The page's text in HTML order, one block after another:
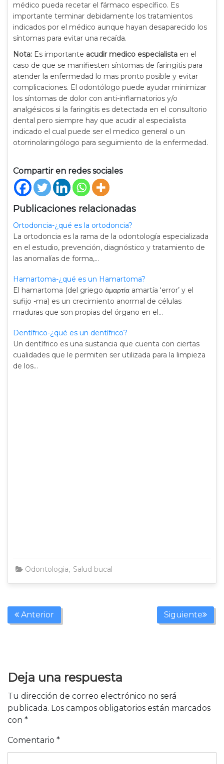
médico pueda recetar el fármaco específico. Es
importante terminar debidamente los tratamientos
indicados por el médico aunque hayan desaparecido los
síntomas para evitar una recaída.
Nota: Es importante acudir medico especialista en el
caso de que se manifiesten síntomas de faringitis para
atender la enfermedad lo mas pronto posible y evitar
complicaciones. El odontólogo puede ayudar minimizar
los síntomas de dolor con anti-inflamatorios y/o
analgésicos si la faringitis es detectada en el consultorio
dental pero siempre hay que acudir al especialista
indicado el cual puede ser el medico general o un
otorrinolaringólogo para seguimiento de la enfermedad.
Compartir en redes sociales
Publicaciones relacionadas
Ortodoncia-¿qué es la ortodoncia?
La ortodoncia es la rama de la odontología especializada
en el estudio, prevención, diagnóstico y tratamiento de
las anomalías de forma,…
Hamartoma-¿qué es un Hamartoma?
El hamartoma (del griego ἁμαρτία amartía ‘error’ y el
sufijo -ma) es un crecimiento anormal de células
maduras que son propias del órgano en el…
Dentífrico-¿qué es un dentífrico?
Un dentífrico es una sustancia que cuenta con ciertas
cualidades que le permiten ser utilizada para la limpieza
de los…
Odontologia, Salud bucal
Anterior Siguiente
Deja una respuesta
Tu dirección de correo electrónico no será
publicada. Los campos obligatorios están marcados
con *
Comentario *